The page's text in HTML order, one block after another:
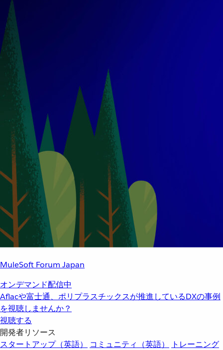
MuleSoft Forum Japan
オンデマンド配信中
Aflacや富士通、ポリプラスチックスが推進しているDXの事例
を視聴しませんか？
視聴する
開発者リソース
スタートアップ（英語）
コミュニティ（英語）
トレーニング